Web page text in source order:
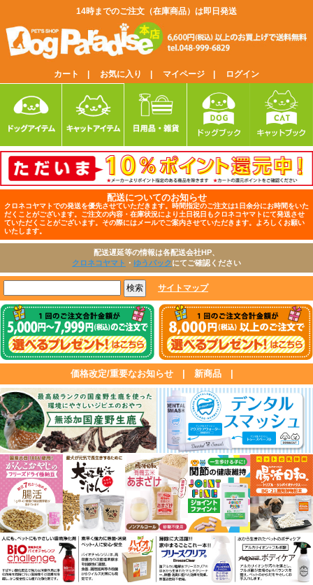
14時までのご注文（在庫商品）は即日発送
カート | お気に入り | マイページ | ログイン
配送についてのお知らせ
クロネコヤマトでの発送を優先させていただきます。時間指定のご注文は1日余分にお時間をいた
だくことがございます。ご注文の内容・在庫状況により土日祝日もクロネコヤマトにて発送させ
ていただくことがございます。その際にはメールでご案内させていただきます。よろしくお願い
いたします。
配送遅延等の情報は各配送会社HP、
クロネコヤマト ・ ゆうパックにてご確認ください
サイトマップ
価格改定/重要なお知らせ 新商品